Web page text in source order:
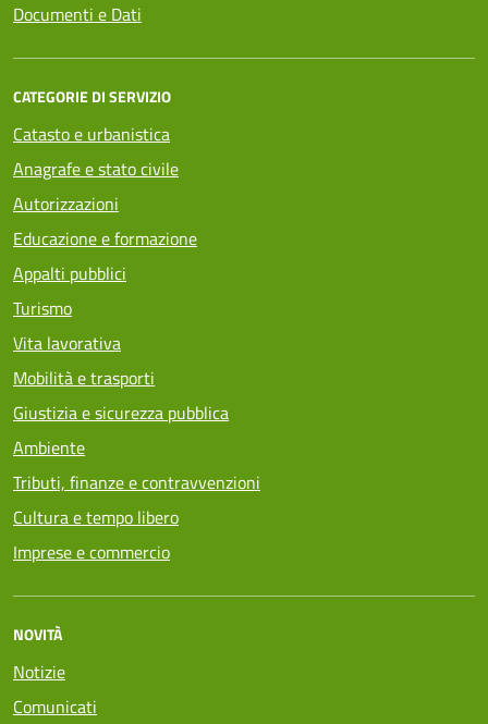
Documenti e Dati
CATEGORIE DI SERVIZIO
Catasto e urbanistica
Anagrafe e stato civile
Autorizzazioni
Educazione e formazione
Appalti pubblici
Turismo
Vita lavorativa
Mobilità e trasporti
Giustizia e sicurezza pubblica
Ambiente
Tributi, finanze e contravvenzioni
Cultura e tempo libero
Imprese e commercio
NOVITÀ
Notizie
Comunicati